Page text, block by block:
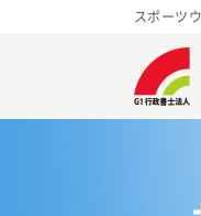
スポーツ